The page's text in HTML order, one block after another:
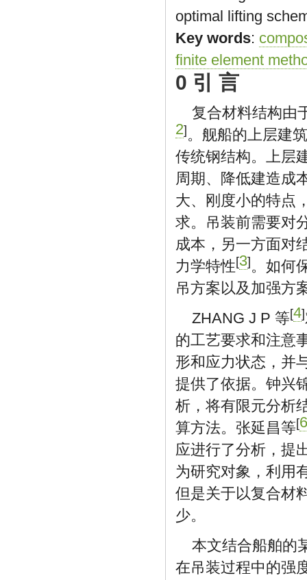
optimal lifting
Key words:
finite element
0 引 言
复合材料结构由
2]。舰船的上层建
传统钢结构。上层
周期、降低建造成
大、刚度小的特点
求。吊装前需要对
成本，另一方面对
力学特性[3]。如何
吊方案以及加强方
ZHANG J P 等[4]
的工艺要求和注意
形和应力状态，并
提供了依据。钟兴
析，将有限元分析
算方法。张延昌等[6
应进行了分析，提
为研究对象，利用
但是关于以复合材
少。
本文结合船舶的
在吊装过程中的强